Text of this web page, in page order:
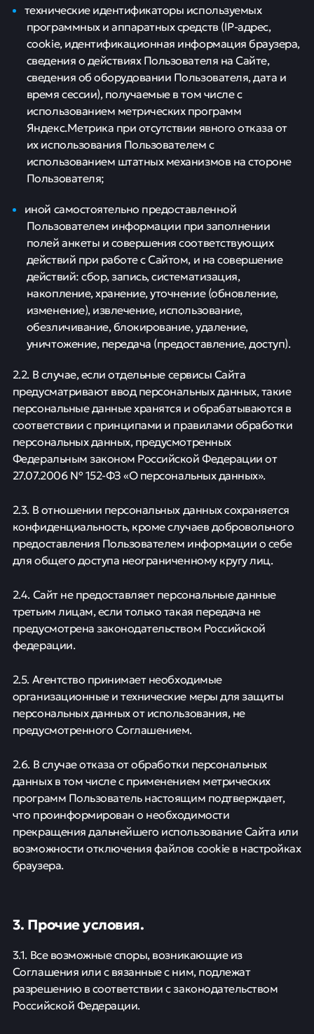
технические идентификаторы используемых
программных и аппаратных средств (IP-адрес,
cookie, идентификационная информация браузера,
сведения о действиях Пользователя на Сайте,
сведения об оборудовании Пользователя, дата и
время сессии), получаемые в том числе с
использованием метрических программ
Яндекс.Метрика при отсутствии явного отказа от
их использования Пользователем с
использованием штатных механизмов на стороне
Пользователя;
иной самостоятельно предоставленной
Пользователем информации при заполнении
полей анкеты и совершения соответствующих
действий при работе с Сайтом, и на совершение
действий: сбор, запись, систематизация,
накопление, хранение, уточнение (обновление,
изменение), извлечение, использование,
обезличивание, блокирование, удаление,
уничтожение, передача (предоставление, доступ).
2.2. В случае, если отдельные сервисы Сайта
предусматривают ввод персональных данных, такие
персональные данные хранятся и обрабатываются в
соответствии с принципами и правилами обработки
персональных данных, предусмотренных
Федеральным законом Российской Федерации от
27.07.2006 № 152-ФЗ «О персональных данных».
2.3. В отношении персональных данных сохраняется
конфиденциальность, кроме случаев добровольного
предоставления Пользователем информации о себе
для общего доступа неограниченному кругу лиц.
2.4. Сайт не предоставляет персональные данные
третьим лицам, если только такая передача не
предусмотрена законодательством Российской
федерации.
2.5. Агентство принимает необходимые
организационные и технические меры для защиты
персональных данных от использования, не
предусмотренного Соглашением.
2.6. В случае отказа от обработки персональных
данных в том числе с применением метрических
программ Пользователь настоящим подтверждает,
что проинформирован о необходимости
прекращения дальнейшего использование Сайта или
возможности отключения файлов cookie в настройках
браузера.
3. Прочие условия.
3.1. Все возможные споры, возникающие из
Соглашения или с вязанные с ним, подлежат
разрешению в соответствии с законодательством
Российской Федерации.